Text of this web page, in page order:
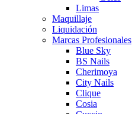
Limas
Maquillaje
Liquidación
Marcas Profesionales
Blue Sky
BS Nails
Cherimoya
City Nails
Clique
Cosia